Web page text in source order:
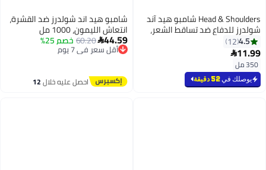
Head & Shoulders شامبو هيد آند
ضد تساقط الشعر،
في52 دقيقة
شامبو هيد اند شولدرز ضد القشرة،
انتعاش الليمون، 1000 مل
44.59
60.20خصم 25%أقل سعر في 7 يوم
توصيل مجاني
احصل عليه خلال12
اغسطس